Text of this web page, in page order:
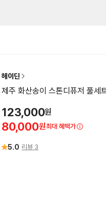
헤이딘
제주 화산송이 스톤디퓨저 풀세
123,000원
80,000원최대 혜택가
5.0 리뷰 3